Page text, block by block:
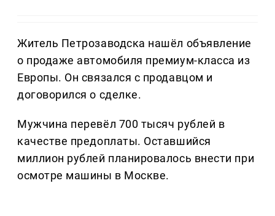
Житель Петрозаводска нашёл объявление
о продаже автомобиля премиум-класса из
Европы. Он связался с продавцом и
договорился о сделке.
Мужчина перевёл 700 тысяч рублей в
качестве предоплаты. Оставшийся
миллион рублей планировалось внести при
осмотре машины в Москве.